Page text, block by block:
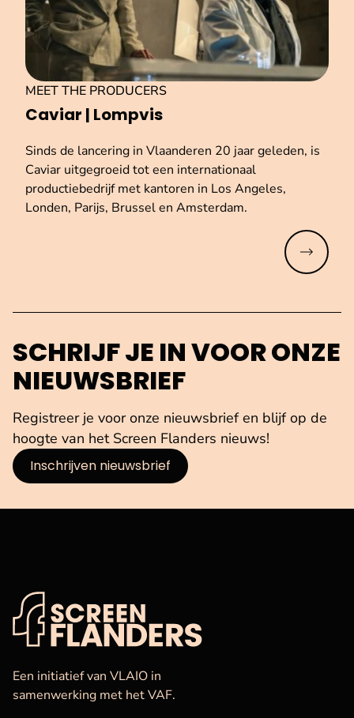
Caviar | Lompvis
MEET THE PRODUCERS
Sinds de lancering in Vlaanderen 20 jaar geleden, is
Caviar uitgegroeid tot een internationaal
productiebedrijf met kantoren in Los Angeles,
Londen, Parijs, Brussel en Amsterdam.
Meer
SCHRIJF JE IN VOOR ONZE
NIEUWSBRIEF
Registreer je voor onze nieuwsbrief en blijf op de
hoogte van het Screen Flanders nieuws!
Inschrijven nieuwsbrief
VAF
Een initiatief van VLAIO in
samenwerking met het VAF.